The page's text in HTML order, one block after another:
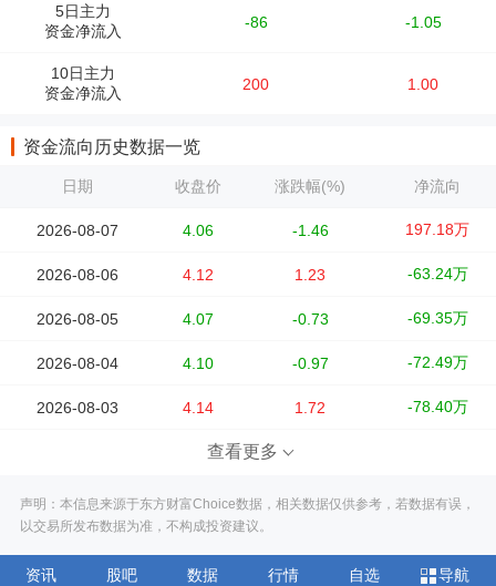
5日主力
资金净流入
-86 -1.05
10日主力
资金净流入
200 1.00
资金流向历史数据一览
日期 收盘价 涨跌幅(%) 净流向
2026-08-07 4.06 -1.46 197.18万
2026-08-06 4.12 1.23 -63.24万
2026-08-05 4.07 -0.73 -69.35万
2026-08-04 4.10 -0.97 -72.49万
2026-08-03 4.14 1.72 -78.40万
查看更多
声明：本信息来源于东方财富Choice数据，相关数据仅供参考，若数据有误，
以交易所发布数据为准，不构成投资建议。
资讯 股吧 数据 行情 自选 导航